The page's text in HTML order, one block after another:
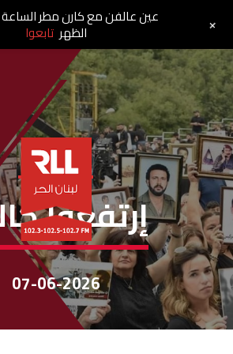
إرتفعوا كالأرز
إرتفعوا
07-06-2026
عين عالفن مع كارن مطر الساعة
الظهر تابعوا +